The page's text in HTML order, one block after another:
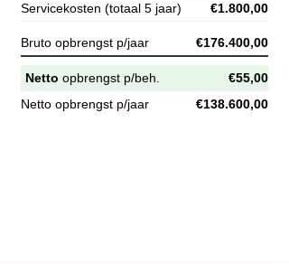
Servicekosten (totaal 5 jaar)
€1.800,00
Bruto opbrengst p/jaar €176.400,00
Netto opbrengst p/beh.
€55,00
Netto opbrengst p/jaar
€138.600,00